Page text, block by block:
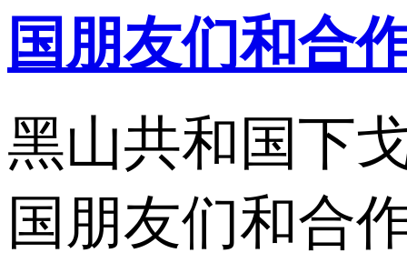
国朋友们和合
黑山共和国下
国朋友们和合